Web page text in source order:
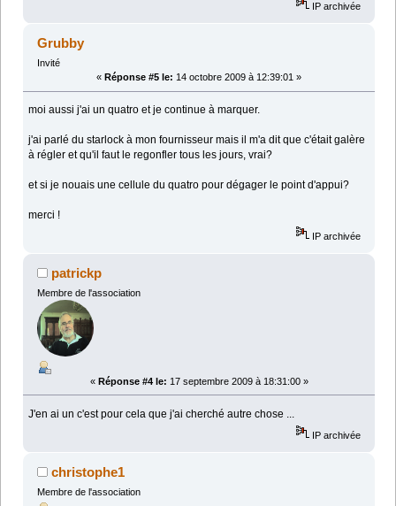
IP archivée
Grubby
Invité
« Réponse #5 le: 14 octobre 2009 à 12:39:01 »
moi aussi j'ai un quatro et je continue à marquer.
j'ai parlé du starlock à mon fournisseur mais il m'a dit que c'était galère
à régler et qu'il faut le regonfler tous les jours, vrai?
et si je nouais une cellule du quatro pour dégager le point d'appui?
merci !
IP archivée
patrickp
Membre de l'association
« Réponse #4 le: 17 septembre 2009 à 18:31:00 »
J'en ai un c'est pour cela que j'ai cherché autre chose ...
IP archivée
christophe1
Membre de l'association